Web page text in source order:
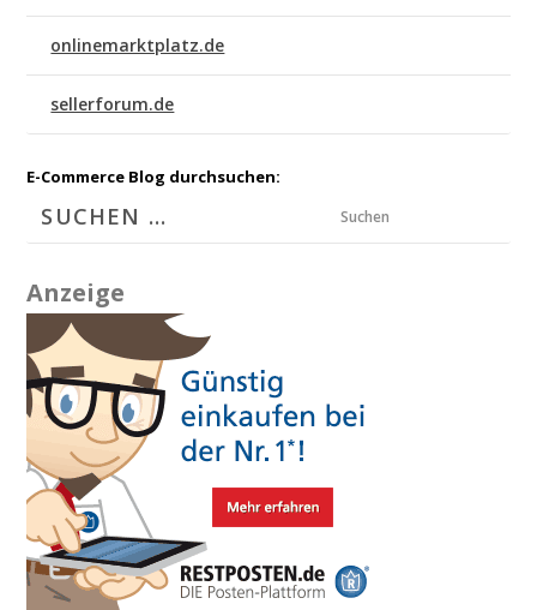
onlinemarktplatz.de
sellerforum.de
E-Commerce Blog durchsuchen:
Suchen
Anzeige